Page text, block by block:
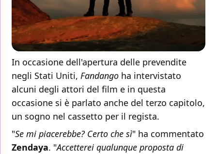
In occasione dell'apertura delle prevendite
negli Stati Uniti, Fandango ha intervistato
alcuni degli attori del film e in questa
occasione si è parlato anche del terzo capitolo,
un sogno nel cassetto per il regista.
"Se mi piacerebbe? Certo che sì" ha commentato
Zendaya. "Accetterei qualunque proposta di